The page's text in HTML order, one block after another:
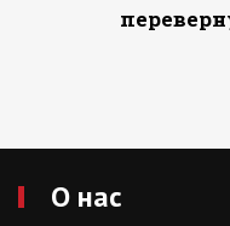
О нас